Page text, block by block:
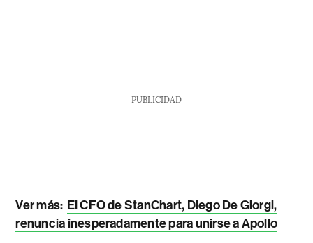
PUBLICIDAD
Ver más: El CFO de StanChart, Diego De Giorgi,
renuncia inesperadamente para unirse a Apollo